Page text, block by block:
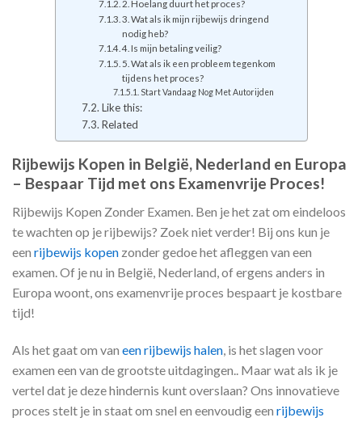
2. Hoelang duurt het proces?
3. Wat als ik mijn rijbewijs dringend
nodig heb?
4. Is mijn betaling veilig?
5. Wat als ik een probleem tegenkom
tijdens het proces?
Start Vandaag Nog Met Autorijden
Like this:
Related
Rijbewijs Kopen in België, Nederland en Europa
– Bespaar Tijd met ons Examenvrije Proces!
Rijbewijs Kopen Zonder Examen. Ben je het zat om eindeloos
te wachten op je rijbewijs? Zoek niet verder! Bij ons kun je
een rijbewijs kopen zonder gedoe het afleggen van een
examen. Of je nu in België, Nederland, of ergens anders in
Europa woont, ons examenvrije proces bespaart je kostbare
tijd!
Als het gaat om van een rijbewijs halen , is het slagen voor
examen een van de grootste uitdagingen.. Maar wat als ik je
vertel dat je deze hindernis kunt overslaan? Ons innovatieve
proces stelt je in staat om snel en eenvoudig een rijbewijs